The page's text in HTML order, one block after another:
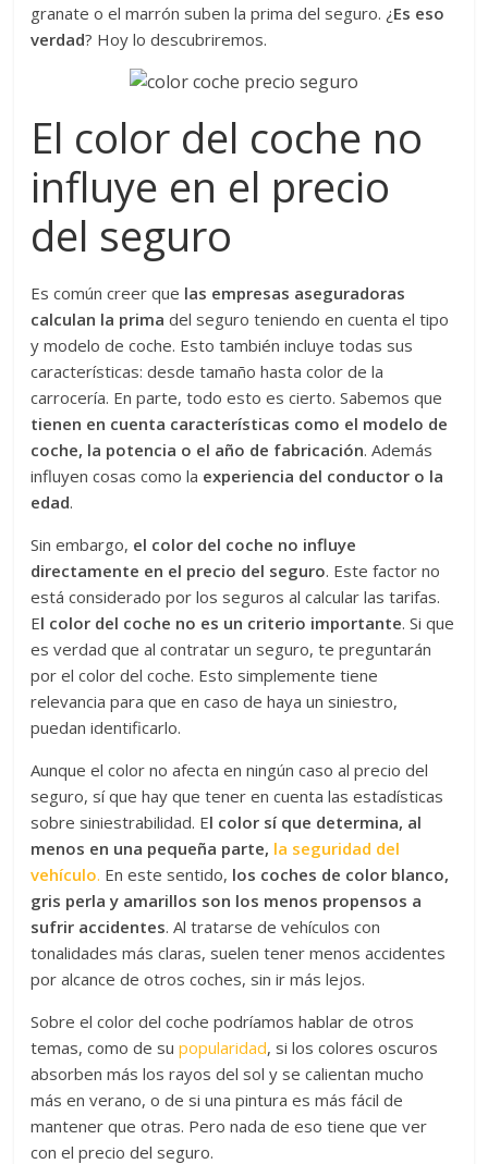
granate o el marrón suben la prima del seguro. ¿Es eso
verdad? Hoy lo descubriremos.
El color del coche no
influye en el precio
del seguro
Es común creer que las empresas aseguradoras
calculan la prima del seguro teniendo en cuenta el tipo
y modelo de coche. Esto también incluye todas sus
características: desde tamaño hasta color de la
carrocería. En parte, todo esto es cierto. Sabemos que
tienen en cuenta características como el modelo de
coche, la potencia o el año de fabricación. Además
influyen cosas como la experiencia del conductor o la
edad.
Sin embargo, el color del coche no influye
directamente en el precio del seguro. Este factor no
está considerado por los seguros al calcular las tarifas.
El color del coche no es un criterio importante. Si que
es verdad que al contratar un seguro, te preguntarán
por el color del coche. Esto simplemente tiene
relevancia para que en caso de haya un siniestro,
puedan identificarlo.
Aunque el color no afecta en ningún caso al precio del
seguro, sí que hay que tener en cuenta las estadísticas
sobre siniestrabilidad. El color sí que determina, al
menos en una pequeña parte, la seguridad del
vehículo. En este sentido, los coches de color blanco,
gris perla y amarillos son los menos propensos a
sufrir accidentes. Al tratarse de vehículos con
tonalidades más claras, suelen tener menos accidentes
por alcance de otros coches, sin ir más lejos.
Sobre el color del coche podríamos hablar de otros
temas, como de supopularidad, si los colores oscuros
absorben más los rayos del sol y se calientan mucho
más en verano, o de si una pintura es más fácil de
mantener que otras. Pero nada de eso tiene que ver
con el precio del seguro.